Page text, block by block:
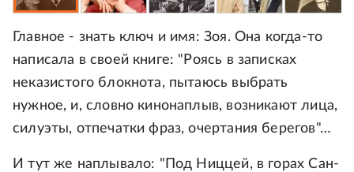
Главное - знать ключ и имя: Зоя. Она когда-то
написала в своей книге: "Роясь в записках
неказистого блокнота, пытаюсь выбрать
нужное, и, словно кинонаплыв, возникают лица,
силуэты, отпечатки фраз, очертания берегов"…
И тут же наплывало: "Под Ниццей, в горах Сан-